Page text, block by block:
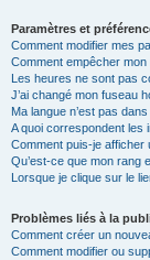
Paramètres et
Comment modifier mes
Comment empêcher
Les heures ne sont pas
J’ai changé mon fuseau
Ma langue n’est pas
A quoi correspondent les
Comment puis-je afficher
Qu’est-ce que mon rang
Lorsque je clique sur le
Problèmes liés à la
Comment créer un
Comment modifier ou